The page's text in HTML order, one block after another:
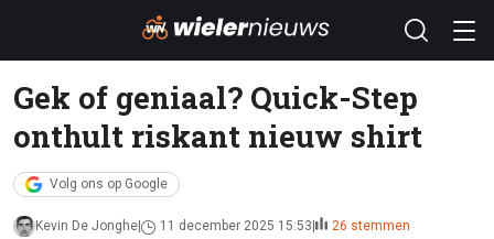
Gek of geniaal? Quick-Step
onthult riskant nieuw shirt
Volg ons op Google
Kevin De Jonghe 11 december 2025 15:53 26 stemmen